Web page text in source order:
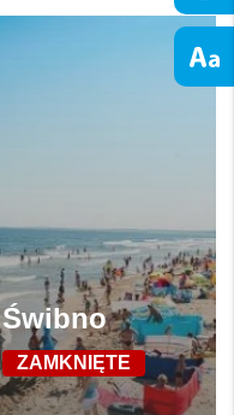
Świbno
ZAMKNIĘTE